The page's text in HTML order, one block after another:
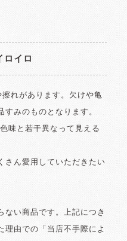
ロイロ
れがあります。欠けや亀
みのものとなります。
味と若干異なって見える
さん愛用していただきたい
ない商品です。上記につき
理由での「当店不手際によ